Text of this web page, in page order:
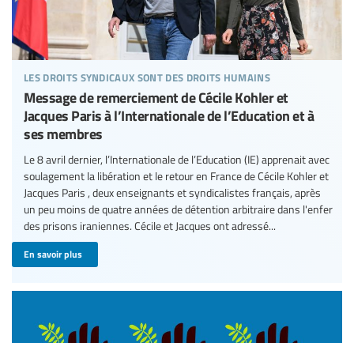
les droits syndicaux sont des droits humains
Message de remerciement de Cécile Kohler et
Jacques Paris à l’Internationale de l’Education et à
ses membres
Le 8 avril dernier, l’Internationale de l’Education (IE) apprenait avec
soulagement la libération et le retour en France de Cécile Kohler et
Jacques Paris , deux enseignants et syndicalistes français, après
un peu moins de quatre années de détention arbitraire dans l'enfer
des prisons iraniennes. Cécile et Jacques ont adressé...
En savoir plus